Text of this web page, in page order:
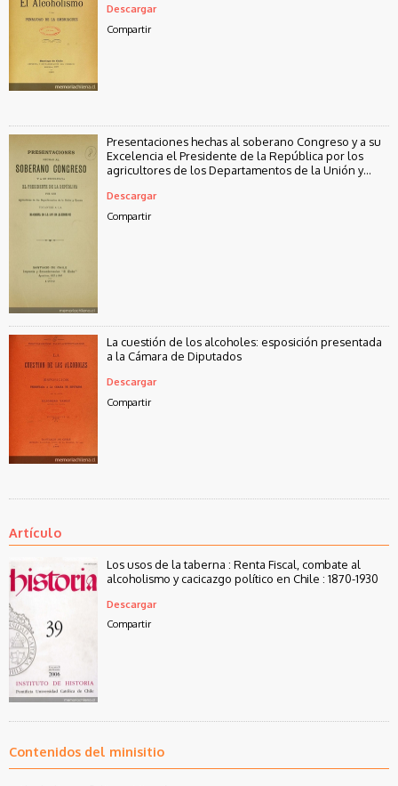
Descargar
Compartir
Presentaciones hechas al soberano Congreso y a su
Excelencia el Presidente de la República por los
agricultores de los Departamentos de la Unión y
Descargar
Compartir
La cuestión de los alcoholes: esposición presentada
a la Cámara de Diputados
Descargar
Compartir
Artículo
Los usos de la taberna : Renta Fiscal, combate al
alcoholismo y cacicazgo político en Chile : 1870-1930
Descargar
Compartir
Contenidos del minisitio